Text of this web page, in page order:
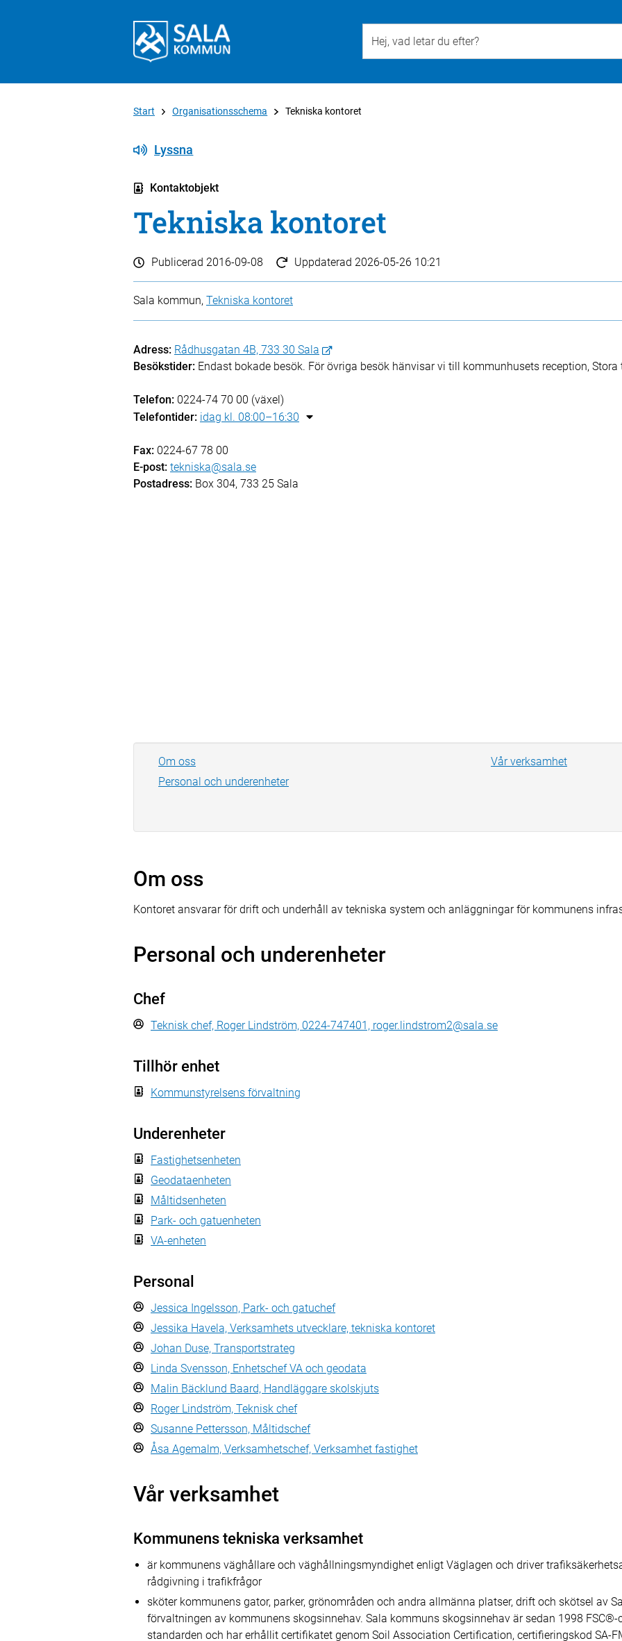
Start Organisationsschema Tekniska kontoret
Lyssna
Kontaktobjekt
Tekniska kontoret
Publicerad 2016-09-08 Uppdaterad 2026-05-26 10:21
Sala kommun, Tekniska kontoret
Adress: Rådhusgatan 4B, 733 30 Sala
Besökstider: Endast bokade besök. För övriga besök hänvisar vi till kommunhusets reception, Stora
Telefon: 0224-74 70 00 (växel)
Telefontider: idag kl. 08:00–16:30
Fax: 0224-67 78 00
E-post: tekniska@sala.se
Postadress: Box 304, 733 25 Sala
Om oss
Personal och underenheter
Vår verksamhet
Om oss
Kontoret ansvarar för drift och underhåll av tekniska system och anläggningar för kommunens
Personal och underenheter
Chef
Teknisk chef, Roger Lindström, 0224-747401, roger.lindstrom2@sala.se
Tillhör enhet
Kommunstyrelsens förvaltning
Underenheter
Fastighetsenheten
Geodataenheten
Måltidsenheten
Park- och gatuenheten
VA-enheten
Personal
Jessica Ingelsson, Park- och gatuchef
Jessika Havela, Verksamhets utvecklare, tekniska kontoret
Johan Duse, Transportstrateg
Linda Svensson, Enhetschef VA och geodata
Malin Bäcklund Baard, Handläggare skolskjuts
Roger Lindström, Teknisk chef
Susanne Pettersson, Måltidschef
Åsa Agemalm, Verksamhetschef, Verksamhet fastighet
Vår verksamhet
Kommunens tekniska verksamhet
är kommunens väghållare och väghållningsmyndighet enligt Väglagen och driver
rådgivning i trafikfrågor
sköter kommunens gator, parker, grönområden och andra allmänna platser, drift och skötsel av
förvaltningen av kommunens skogsinnehav. Sala kommuns skogsinnehav är sedan 1998
standarden och har erhållit certifikatet genom Soil Association Certification, certifieringskod SA-